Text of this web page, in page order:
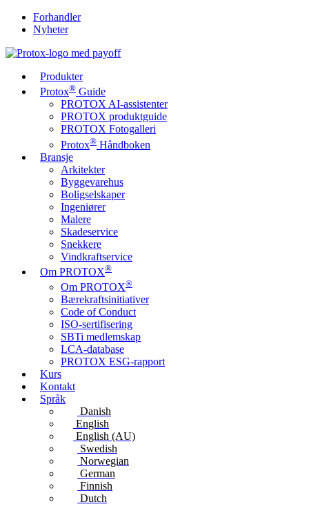
Forhandler
Nyheter
Produkter
Protox® Guide
PROTOX AI-assistenter
PROTOX produktguide
PROTOX Fotogalleri
Protox® Håndboken
Bransje
Arkitekter
Byggevarehus
Boligselskaper
Ingeniører
Malere
Skadeservice
Snekkere
Vindkraftservice
Om PROTOX®
Om PROTOX®
Bærekraftsinitiativer
Code of Conduct
ISO-sertifisering
SBTi medlemskap
LCA-database
PROTOX ESG-rapport
Kurs
Kontakt
Språk
Danish
English
English (AU)
Swedish
Norwegian
German
Finnish
Dutch